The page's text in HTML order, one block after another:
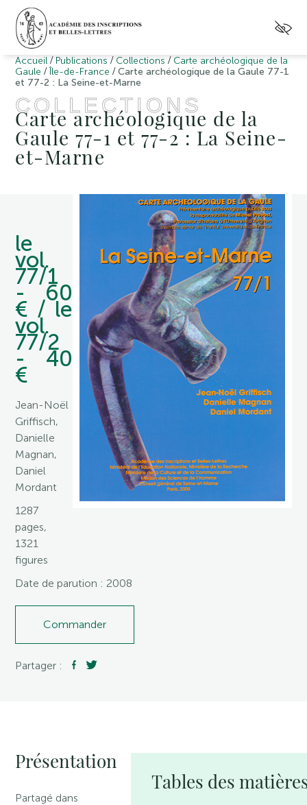
Accueil / Publications / Collections / Carte archéologique de la
Gaule /Île-de-France /Carte archéologique de la Gaule 77-1
et 77-2 : La Seine-et-Marne
COLLECTIONS
Carte archéologique de la
Gaule 77-1 et 77-2 : La Seine-
et-Marne
le
vol.
77/1
- 60
€ / le
vol.
77/2
- 40
€
Jean-Noël
Griffisch,
Danielle
Magnan,
Daniel
Mordant
1287
pages,
1321
figures
Date de parution : 2008
Commander
Partager :
Présentation
Partagé dans
Tables des